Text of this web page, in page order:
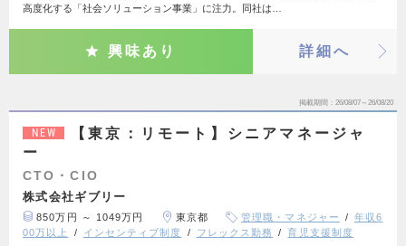
高度化する「社会ソリューション事業」に注力。同社は…
興味あり 詳細へ
掲載期間 26/08/07～26/08/20
NEW
【東京：リモート】シニアマネージャ
ー
CTO・CIO
株式会社ギブリー
850万円 ～ 1049万円 東京都 管理職・マネジャー
年収6
00万以上
インセンティブ制度 フレックス勤務 育児支援制度